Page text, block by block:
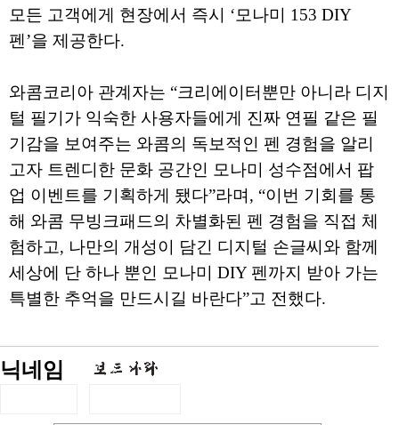
모든 고객에게 현장에서 즉시 ‘모나미 153 DIY
펜’을 제공한다.
와콤코리아 관계자는 “크리에이터뿐만 아니라 디지
털 필기가 익숙한 사용자들에게 진짜 연필 같은 필
기감을 보여주는 와콤의 독보적인 펜 경험을 알리
고자 트렌디한 문화 공간인 모나미 성수점에서 팝
업 이벤트를 기획하게 됐다”라며, “이번 기회를 통
해 와콤 무빙크패드의 차별화된 펜 경험을 직접 체
험하고, 나만의 개성이 담긴 디지털 손글씨와 함께
세상에 단 하나 뿐인 모나미 DIY 펜까지 받아 가는
특별한 추억을 만드시길 바란다”고 전했다.
닉네임